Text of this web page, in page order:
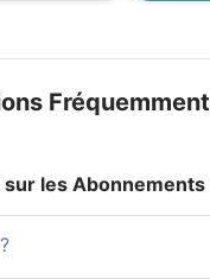
les Abonnements